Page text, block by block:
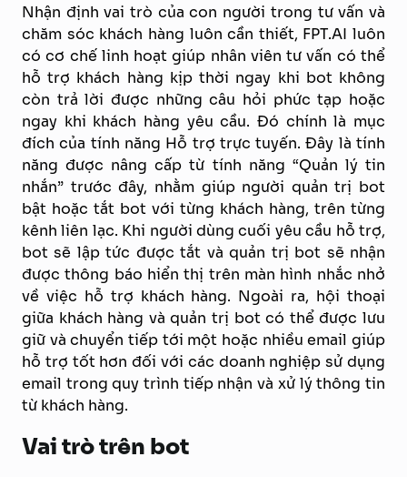
Nhận định vai trò của con người trong tư vấn và
chăm sóc khách hàng luôn cần thiết, FPT.AI luôn
có cơ chế linh hoạt giúp nhân viên tư vấn có thể
hỗ trợ khách hàng kịp thời ngay khi bot không
còn trả lời được những câu hỏi phức tạp hoặc
ngay khi khách hàng yêu cầu. Đó chính là mục
đích của tính năng Hỗ trợ trực tuyến. Đây là tính
năng được nâng cấp từ tính năng “Quản lý tin
nhắn” trước đây, nhằm giúp người quản trị bot
bật hoặc tắt bot với từng khách hàng, trên từng
kênh liên lạc. Khi người dùng cuối yêu cầu hỗ trợ,
bot sẽ lập tức được tắt và quản trị bot sẽ nhận
được thông báo hiển thị trên màn hình nhắc nhở
về việc hỗ trợ khách hàng. Ngoài ra, hội thoại
giữa khách hàng và quản trị bot có thể được lưu
giữ và chuyển tiếp tới một hoặc nhiều email giúp
hỗ trợ tốt hơn đối với các doanh nghiệp sử dụng
email trong quy trình tiếp nhận và xử lý thông tin
từ khách hàng.
Vai trò trên bot